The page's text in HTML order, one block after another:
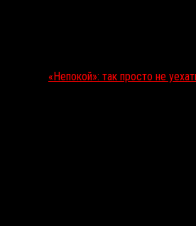
«Непокой»: так просто не